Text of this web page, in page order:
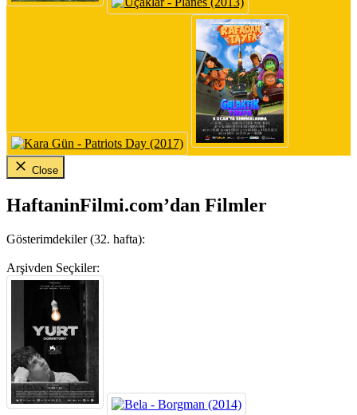
Close
HaftaninFilmi.com’dan Filmler
Gösterimdekiler (32. hafta):
Arşivden Seçkiler: